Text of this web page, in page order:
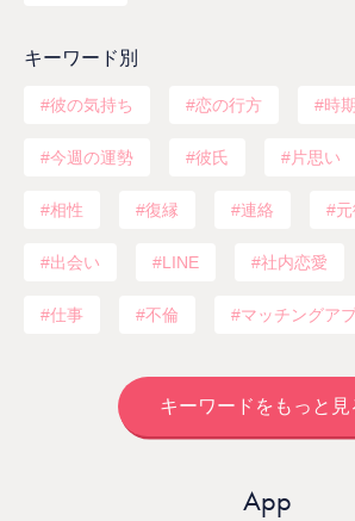
キーワード別
彼の気持ち 恋の行方 時期
今週の運勢 彼氏 片思い
相性 復縁 連絡
出会い LINE 社内恋愛
仕事 不倫 マッチングア
キーワードをもっと見
App